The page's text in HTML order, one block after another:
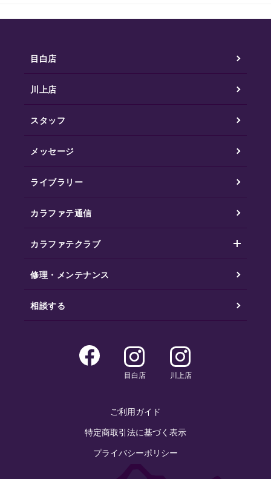
目白店
川上店
スタッフ
メッセージ
ライブラリー
カラファテ通信
カラファテクラブ
修理・メンテナンス
相談する
目白店 川上店
ご利用ガイド
特定商取引法に基づく表示
プライバシーポリシー